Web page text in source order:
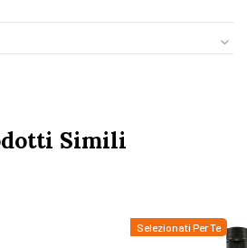
Simili
Selezionati Per Te